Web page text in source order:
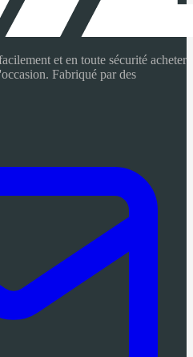
et en toute sécurité acheter
Fabriqué par des